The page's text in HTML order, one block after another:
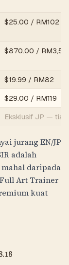
$25.00 / RM102
$870.00 /
$19.99 / RM82
$29.00 / RM119
Eksklusif JP —
jurang EN/JP
adalah
daripada
Art Trainer
kuat